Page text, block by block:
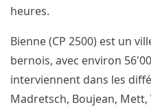
heures.
Bienne (CP 2500) est un
bernois, avec environ
interviennent dans les
Madretsch, Boujean,